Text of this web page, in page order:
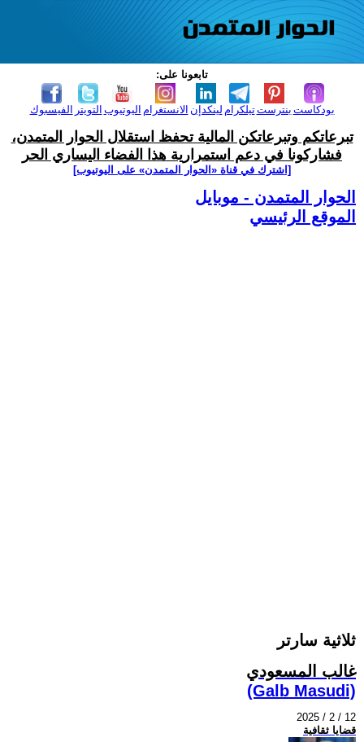
تابعونا على:
الفيسبوك التويتر اليوتيوب الانستغرام لينكدإن تيلكرامبنترست بودكاست
تبرعاتكم وتبرعاتكن المالية تحفظ استقلال الحوار المتمدن،
فشاركونا في دعم استمرارية هذا الفضاء اليساري الحر
[اشترك في قناة ‫«الحوار المتمدن» على اليوتيوب]
الحوار المتمدن - موبايل
الموقع الرئيسي
ثلاثية سارتر
غالب المسعودي
(Galb Masudi)
2025 / 2 / 12
قضايا ثقافية